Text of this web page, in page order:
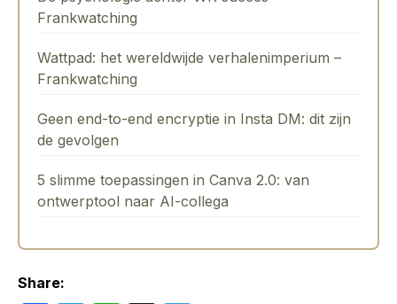
Frankwatching
Wattpad: het wereldwijde verhalenimperium –
Frankwatching
Geen end-to-end encryptie in Insta DM: dit zijn
de gevolgen
5 slimme toepassingen in Canva 2.0: van
ontwerptool naar AI-collega
Share: